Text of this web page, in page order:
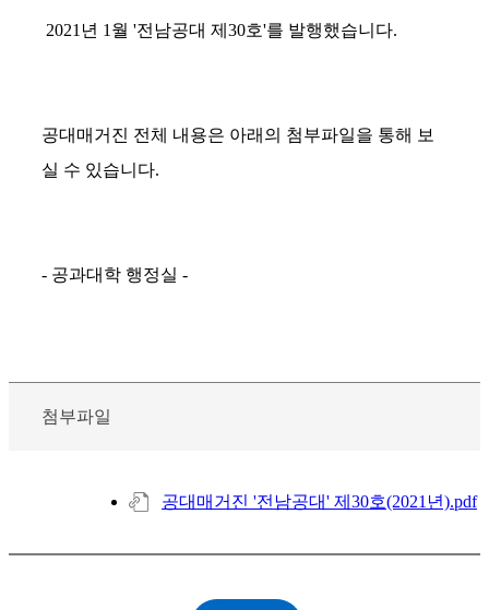
2021년 1월 '전남공대 제30호'를 발행했습니다.
공대매거진 전체 내용은 아래의 첨부파일을 통해 보
실 수 있습니다.
- 공과대학 행정실 -
첨부파일
공대매거진 '전남공대' 제30호(2021년).pdf